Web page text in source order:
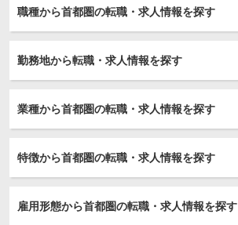
職種から首都圏の転職・求人情報を探す
勤務地から転職・求人情報を探す
業種から首都圏の転職・求人情報を探す
特徴から首都圏の転職・求人情報を探す
雇用形態から首都圏の転職・求人情報を探す